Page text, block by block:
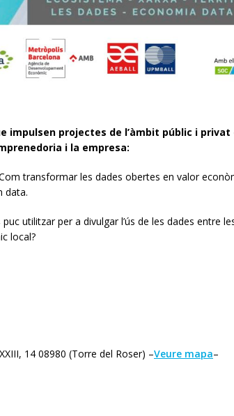
impulsen projectes de l’àmbit públic i privat
i la empresa:
transformar les dades obertes en valor
data.
utilitzar per a divulgar l’ús de les dades entre
local?
14 08980 (Torre del Roser) –Veure mapa–